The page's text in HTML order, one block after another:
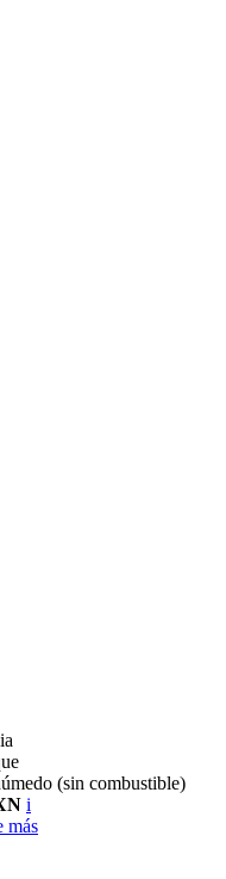
(sin combustible)
i
más